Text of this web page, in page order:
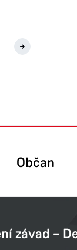
Neratov
Občan
závad –